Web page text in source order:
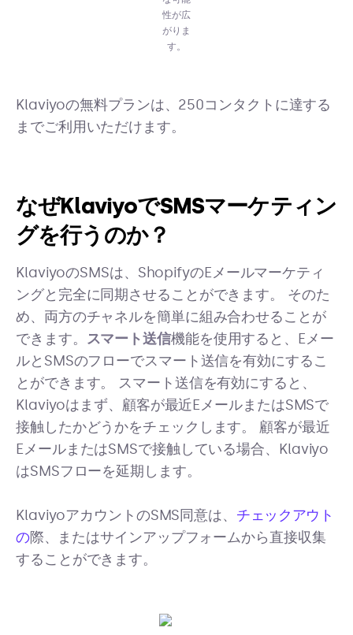
性が広
がりま
す。
Klaviyoの無料プランは、250コンタクトに達する
までご利用いただけます。
なぜKlaviyoでSMSマーケティン
グを行うのか？
KlaviyoのSMSは、ShopifyのEメールマーケティ
ングと完全に同期させることができます。 そのた
め、両方のチャネルを簡単に組み合わせることが
できます。 スマート送信機能を使用すると、Eメー
ルとSMSのフローでスマート送信を有効にするこ
とができます。 スマート送信を有効にすると、
Klaviyoはまず、顧客が最近EメールまたはSMSで
接触したかどうかをチェックします。 顧客が最近
EメールまたはSMSで接触している場合、Klaviyo
はSMSフローを延期します。
KlaviyoアカウントのSMS同意は、 チェックアウト
の際、またはサインアップフォームから直接収集
することができます。